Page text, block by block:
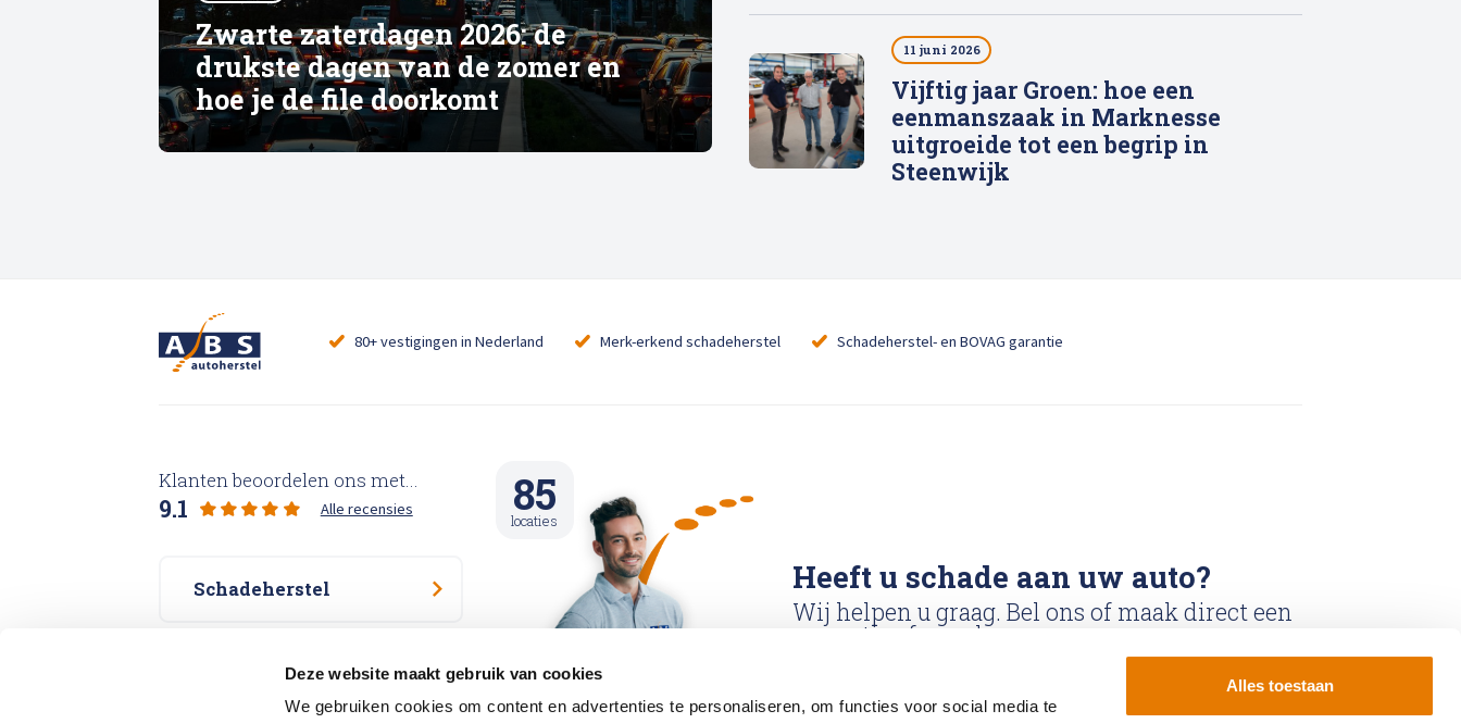
Deze website maakt gebruik van cookies
We gebruiken cookies om content en advertenties te personaliseren, om functies voor social media te
Alles toestaan
Zwarte zaterdagen 2026: de
drukste dagen van de zomer en
hoe je de file doorkomt
11 juni 2026
Vijftig jaar Groen: hoe een
eenmanszaak in Marknesse
uitgroeide tot een begrip in
Steenwijk
80+ vestigingen in Nederland Merk-erkend schadeherstel Schadeherstel- en BOVAG garantie
Klanten beoordelen ons met...
9.1 Alle recensies
Schadeherstel
Specialisme
85
locaties
Heeft u schade aan uw auto?
Wij helpen u graag. Bel ons of maak direct een
reparatie afspraak.
Bel ons: 0900-